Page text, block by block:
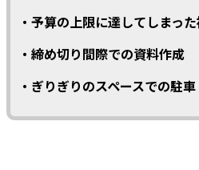
・予算の上限に達してしまっ
・締め切り間際での資料作成
・ぎりぎりのスペースでの駐車